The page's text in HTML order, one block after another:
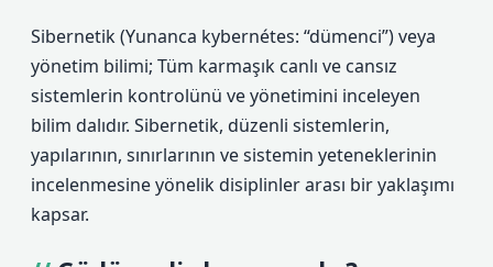
Sibernetik (Yunanca kybernétes: “dümenci”) veya
yönetim bilimi; Tüm karmaşık canlı ve cansız
sistemlerin kontrolünü ve yönetimini inceleyen
bilim dalıdır. Sibernetik, düzenli sistemlerin,
yapılarının, sınırlarının ve sistemin yeteneklerinin
incelenmesine yönelik disiplinler arası bir yaklaşımı
kapsar.